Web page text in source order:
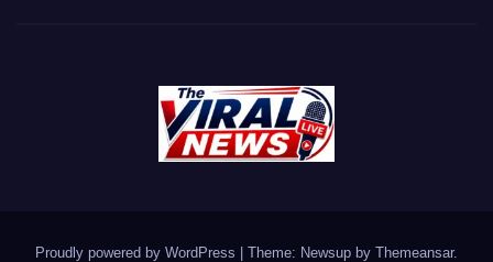
Proudly powered by WordPress Theme: Newsup by Themeansar.